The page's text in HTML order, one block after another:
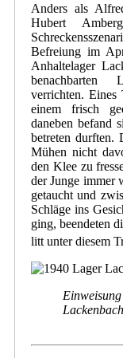
Anders als
Hubert
Befreiung im
Anhaltelager
benachbarten
verrichten. Eines
einem frisch
daneben befand
betreten durften.
Mühen nicht
den Klee zu
der Junge immer
getaucht und
Schläge ins
ging, beendeten
litt unter diesem